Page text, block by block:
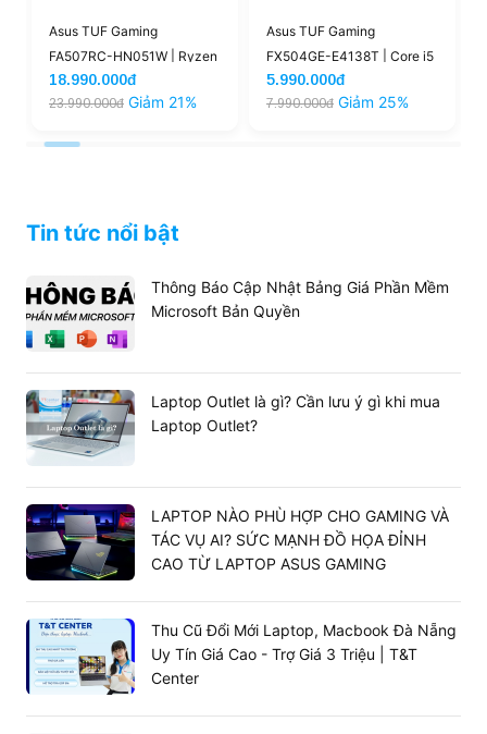
game vô tận, đẹp và sang trọng.
Laptop chơi game hiện đại luôn chú trọng đến tính di
động.ASUS TUF Gaming F15 không chỉ mỏng nhẹ mà
còn hỗ trợ công nghệ sạc nhanh, cho phép bạn sạc
đầy pin đến 50% chỉ trong 30 phút, thuận tiện sử dụng
nhất (802.11ax) cho tốc độ mạng nhanh và ổn định,
nhờ đó các hoạt động chơi game và làm việc của bạn
có thể được thực hiện với năng suất cao nhất.
Asus TUF Gaming
FA507RC-HN051W | Ryzen
7 - 6800H 16GB 512GB RTX
3060 4GB 15.6'' FHD
18.990.000đ
23.990.000đ Giảm 21%
Asus TUF Gaming
FX504GE-E4138T | Core i5
- 8300H 8GB 256GB GTX
1050 15.6'' FHD
5.990.000đ
7.990.000đ Giảm 25%
Tin tức nổi bật
Thông Báo Cập Nhật Bảng Giá Phần Mềm
Microsoft Bản Quyền
Laptop Outlet là gì? Cần lưu ý gì khi mua
Laptop Outlet?
LAPTOP NÀO PHÙ HỢP CHO GAMING VÀ
TÁC VỤ AI? SỨC MẠNH ĐỒ HỌA ĐỈNH
CAO TỪ LAPTOP ASUS GAMING
Thu Cũ Đổi Mới Laptop, Macbook Đà Nẵng
Uy Tín Giá Cao - Trợ Giá 3 Triệu | T&T
Center